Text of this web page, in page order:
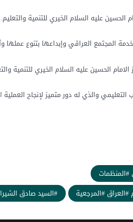
الحسين عليه السلام الخيري للتنمية والتعليم.
المجتمع العراقي وإبداعها بتنوع
الحسين عليه السلام الخيري للتنمية
والذي له دور متميز لإنجاح العملية
#المنظمات
#العراق #المرجعية
#السيد صادق